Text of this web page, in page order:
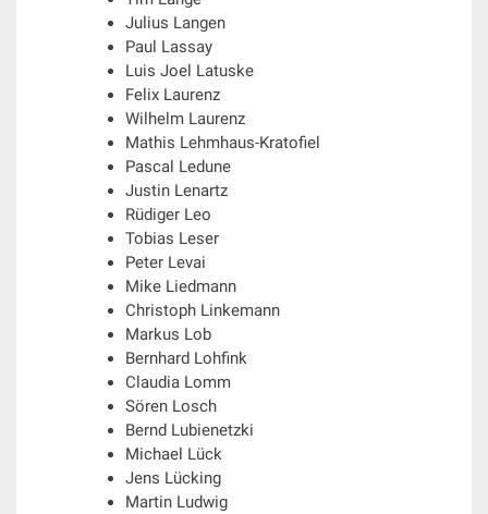
Julius Langen
Paul Lassay
Luis Joel Latuske
Felix Laurenz
Wilhelm Laurenz
Mathis Lehmhaus-Kratofiel
Pascal Ledune
Justin Lenartz
Rüdiger Leo
Tobias Leser
Peter Levai
Mike Liedmann
Christoph Linkemann
Markus Lob
Bernhard Lohfink
Claudia Lomm
Sören Losch
Bernd Lubienetzki
Michael Lück
Jens Lücking
Martin Ludwig